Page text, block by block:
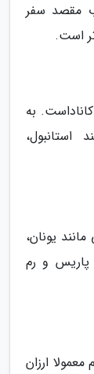
مقصد سفر
است.
کاناداست. به
یونان،
پاریس و رم
ارزان